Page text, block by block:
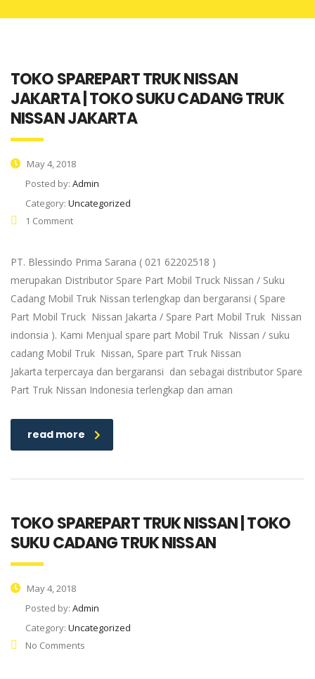
TOKO SPAREPART TRUK NISSAN
JAKARTA | TOKO SUKU CADANG TRUK
NISSAN JAKARTA
May 4, 2018
Posted by: Admin
Category: Uncategorized
1 Comment
PT. Blessindo Prima Sarana ( 021 62202518 )
merupakan Distributor Spare Part Mobil Truck Nissan / Suku
Cadang Mobil Truk Nissan terlengkap dan bergaransi ( Spare
Part Mobil Truck Nissan Jakarta / Spare Part Mobil Truk Nissan
indonsia ). Kami Menjual spare part Mobil Truk Nissan / suku
cadang Mobil Truk Nissan, Spare part Truk Nissan
Jakarta terpercaya dan bergaransi dan sebagai distributor Spare
Part Truk Nissan Indonesia terlengkap dan aman
read more
TOKO SPAREPART TRUK NISSAN | TOKO
SUKU CADANG TRUK NISSAN
May 4, 2018
Posted by: Admin
Category: Uncategorized
No Comments